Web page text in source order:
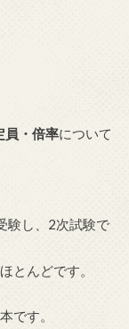
員・倍率について
験し、2次試験で
とんどです。
です。